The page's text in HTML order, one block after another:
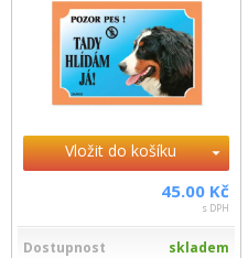
Vložit do košíku
45.00 Kč
s DPH
Dostupnost skladem